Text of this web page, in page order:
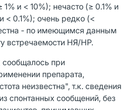
1% и < 10%); нечасто (≥ 0.1% и
< 0.1%); очень редко (<
- по имеющимся данным
встречаемости НЯ/НР.
сообщалось при
препарата,
неизвестна", т.к. сведения
спонтанных сообщений, без